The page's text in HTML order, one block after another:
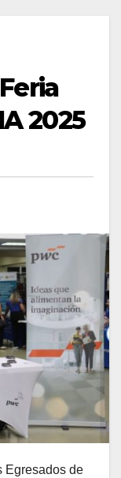
2025
Egresados de